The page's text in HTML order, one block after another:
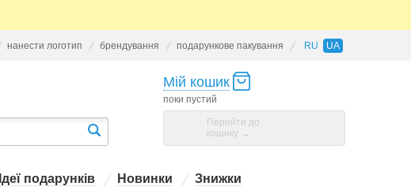
нанести логотип брендування подарункове пакування RU UA
Мій кошик
поки пустий
Перейти до
кошику →
Ідеї подарунків Новинки Знижки